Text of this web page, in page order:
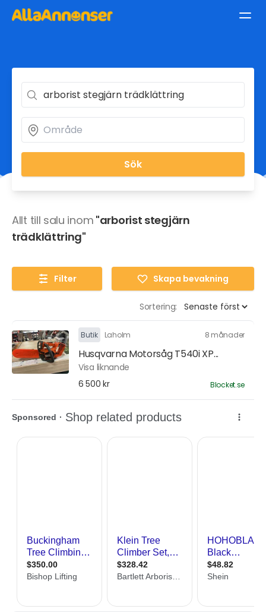
Sök
Allt till salu inom "arborist stegjärn
trädklättring"
Filter Skapa bevakning
Sortering:
Butik Laholm 8 månader
Husqvarna Motorsåg T540i XP...
Visa liknande
6 500 kr
Blocket.se